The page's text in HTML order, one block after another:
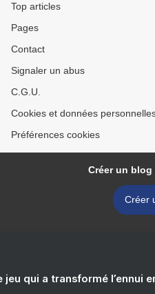
Top articles
Pages
Contact
Signaler un abus
C.G.U.
Cookies et données
Préférences cookies
Créer un
Créer
jeu qui a transformé l’ennui